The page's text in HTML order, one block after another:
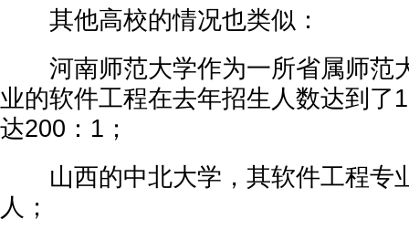
其他高校的情况也类似：
河南师范大学作为一所省属师范
业的软件工程在去年招生人数达到了
达200：1；
山西的中北大学，其软件工程专
人；